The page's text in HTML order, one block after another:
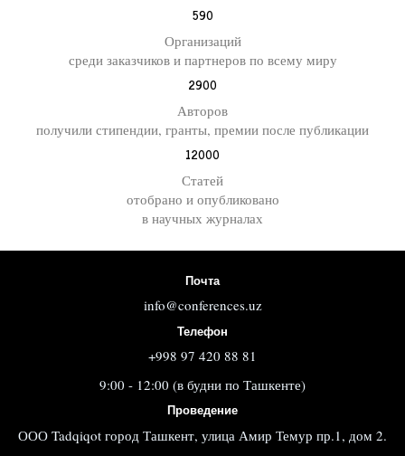
590
Организаций
среди заказчиков и партнеров по всему миру
2900
Авторов
получили стипендии, гранты, премии после публикации
12000
Статей
отобрано и опубликовано
в научных журналах
Почта
info@conferences.uz
Телефон
+998 97 420 88 81
9:00 - 12:00 (в будни по Ташкенте)
Проведение
ООО Tadqiqot город Ташкент, улица Амир Темур пр.1, дом 2.